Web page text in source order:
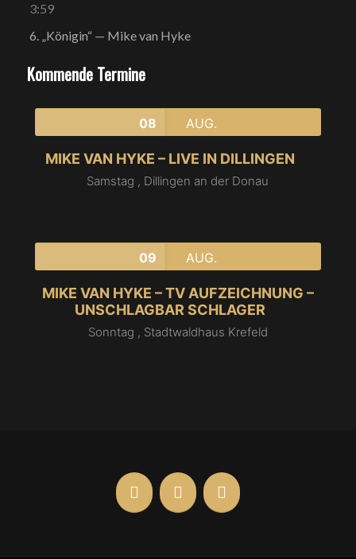
3:59
6. „Königin“ — Mike van Hyke
Kommende Termine
08 AUG.
MIKE VAN HYKE – LIVE IN DILLINGEN
Samstag , Dillingen an der Donau
09 AUG.
MIKE VAN HYKE – TV AUFZEICHNUNG –
UNSCHLAGBAR SCHLAGER
Sonntag , Stadtwaldhaus Krefeld